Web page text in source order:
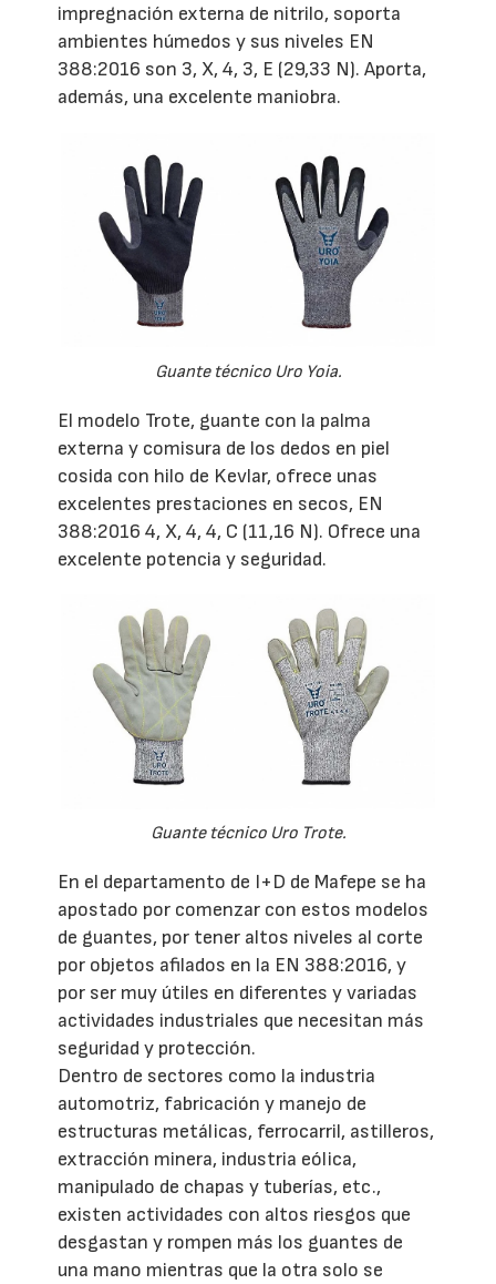
impregnación externa de nitrilo, soporta
ambientes húmedos y sus niveles EN
388:2016 son 3, X, 4, 3, E (29,33 N). Aporta,
además, una excelente maniobra.
Guante técnico Uro Yoia.
El modelo Trote, guante con la palma
externa y comisura de los dedos en piel
cosida con hilo de Kevlar, ofrece unas
excelentes prestaciones en secos, EN
388:2016 4, X, 4, 4, C (11,16 N). Ofrece una
excelente potencia y seguridad.
Guante técnico Uro Trote.
En el departamento de I+D de Mafepe se ha
apostado por comenzar con estos modelos
de guantes, por tener altos niveles al corte
por objetos afilados en la EN 388:2016, y
por ser muy útiles en diferentes y variadas
actividades industriales que necesitan más
seguridad y protección.
Dentro de sectores como la industria
automotriz, fabricación y manejo de
estructuras metálicas, ferrocarril, astilleros,
extracción minera, industria eólica,
manipulado de chapas y tuberías, etc.,
existen actividades con altos riesgos que
desgastan y rompen más los guantes de
una mano mientras que la otra solo se